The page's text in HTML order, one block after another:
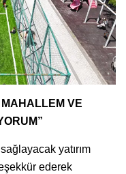
VE
yatırım
ederek